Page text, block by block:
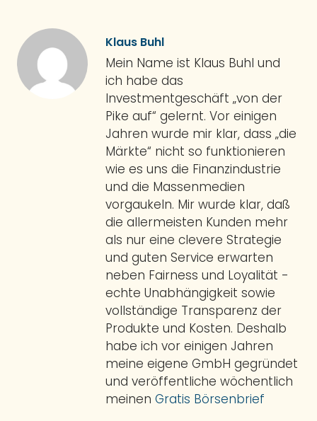
Klaus Buhl
Mein Name ist Klaus Buhl und
ich habe das
Investmentgeschäft „von der
Pike auf“ gelernt. Vor einigen
Jahren wurde mir klar, dass „die
Märkte“ nicht so funktionieren
wie es uns die Finanzindustrie
und die Massenmedien
vorgaukeln. Mir wurde klar, daß
die allermeisten Kunden mehr
als nur eine clevere Strategie
und guten Service erwarten
neben Fairness und Loyalität -
echte Unabhängigkeit sowie
vollständige Transparenz der
Produkte und Kosten. Deshalb
habe ich vor einigen Jahren
meine eigene GmbH gegründet
und veröffentliche wöchentlich
meinen Gratis Börsenbrief